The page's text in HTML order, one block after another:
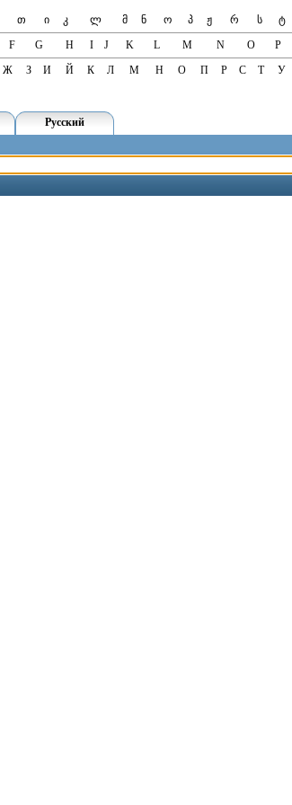
თ ი კ ლ მ ნ ო პ ჟ რ ს ტ
F G H I J K L M N O P
Ж З И Й К Л М Н О П Р С Т У
Русский